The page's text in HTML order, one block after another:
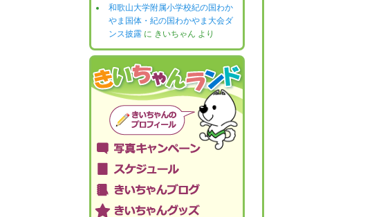
和歌山大学附属小学校紀の国わか
やま国体・紀の国わかやま大会ダ
ンス披露に きいちゃん より